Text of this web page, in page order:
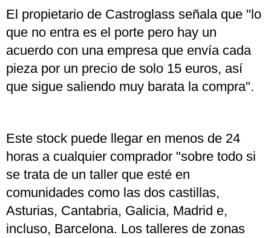
El propietario de Castroglass señala que "lo
que no entra es el porte pero hay un
acuerdo con una empresa que envía cada
pieza por un precio de solo 15 euros, así
que sigue saliendo muy barata la compra".
Este stock puede llegar en menos de 24
horas a cualquier comprador "sobre todo si
se trata de un taller que esté en
comunidades como las dos castillas,
Asturias, Cantabria, Galicia, Madrid e,
incluso, Barcelona. Los talleres de zonas